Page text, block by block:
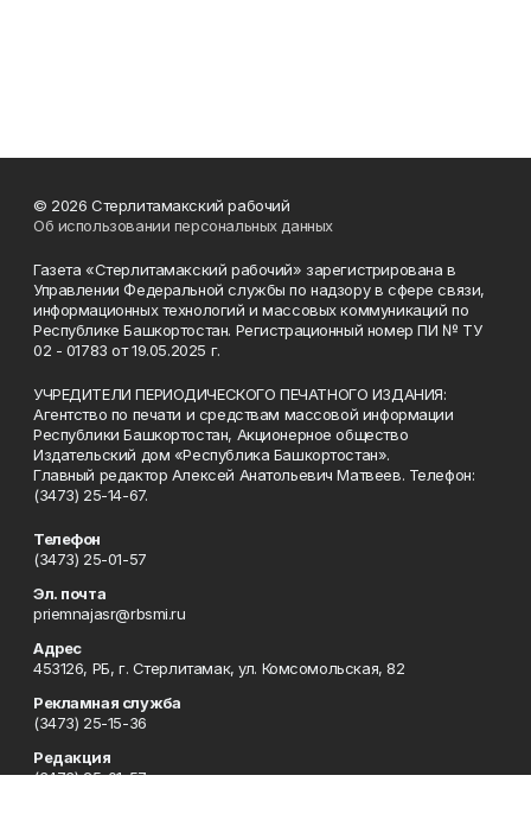
© 2026 Стерлитамакский рабочий
Об использовании персональных данных
Газета «Стерлитамакский рабочий» зарегистрирована в
Управлении Федеральной службы по надзору в сфере связи,
информационных технологий и массовых коммуникаций по
Республике Башкортостан. Регистрационный номер ПИ № ТУ
02 - 01783 от 19.05.2025 г.
УЧРЕДИТЕЛИ ПЕРИОДИЧЕСКОГО ПЕЧАТНОГО ИЗДАНИЯ:
Агентство по печати и средствам массовой информации
Республики Башкортостан, Акционерное общество
Издательский дом «Республика Башкортостан».
Главный редактор Алексей Анатольевич Матвеев. Телефон:
(3473) 25-14-67.
Телефон
(3473) 25-01-57
Эл. почта
priemnajasr@rbsmi.ru
Адрес
453126, РБ, г. Стерлитамак, ул. Комсомольская, 82
Рекламная служба
(3473) 25-15-36
Редакция
(3473) 25-01-57